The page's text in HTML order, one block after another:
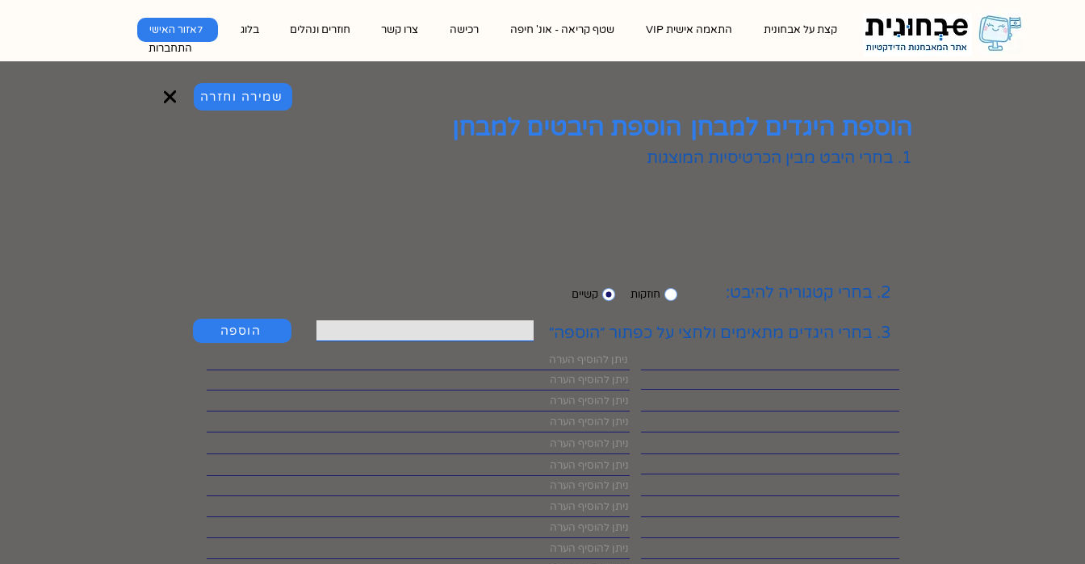
לאזור האישי
התחברות
קצת על אבחונית התאמה אישית VIP שטף קריאה - אונ' חיפה רכישה צרו קשר חוזרים ונהלים בלוג
שמירה וחזרה
הוספת היבטים למבחן הוספת היגדים למבחן
1. בחרי היבט מבין הכרטיסיות המוצגות
חוזקות קשיים 2. בחרי קטגוריה להיבט:
הוספה 3. בחרי היגדים מתאימים ולחצי על כפתור ״הוספה״